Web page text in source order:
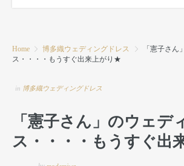
Home 博多織ウェディングドレス
「憲子さん
ス・・・・もうすぐ出来上がり★
in 博多織ウェディングドレス
「憲子さん」のウェデ
ス・・・・もうすぐ出